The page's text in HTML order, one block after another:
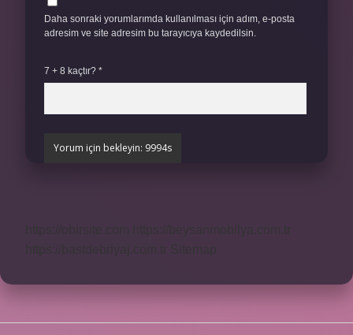
Daha sonraki yorumlarımda kullanılması için adım, e-posta
adresim ve site adresim bu tarayıcıya kaydedilsin.
7 + 8 kaçtır? *